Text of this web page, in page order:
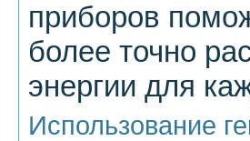
приборов
более точно
энергии для
Использование